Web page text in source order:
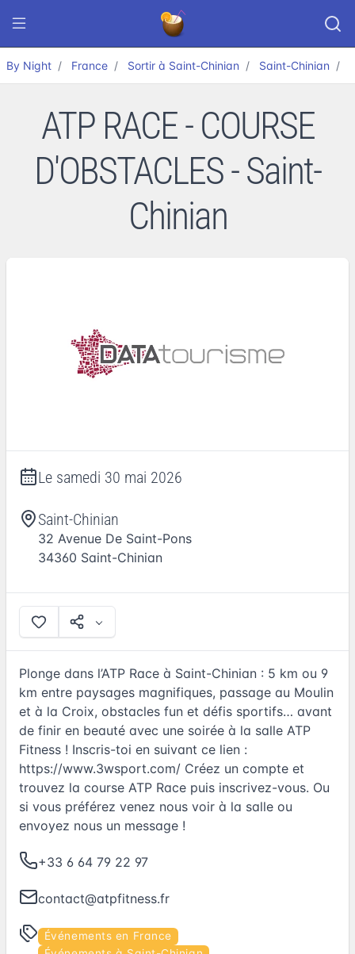
By Night France Sortir à Saint-Chinian Saint-Chinian
ATP RACE - COURSE
D'OBSTACLES - Saint-
Chinian
Le samedi 30 mai 2026
Saint-Chinian
32 Avenue De Saint-Pons
34360 Saint-Chinian
Plonge dans l’ATP Race à Saint-Chinian : 5 km ou 9
km entre paysages magnifiques, passage au Moulin
et à la Croix, obstacles fun et défis sportifs… avant
de finir en beauté avec une soirée à la salle ATP
Fitness ! Inscris-toi en suivant ce lien :
https://www.3wsport.com/ Créez un compte et
trouvez la course ATP Race puis inscrivez-vous. Ou
si vous préférez venez nous voir à la salle ou
envoyez nous un message !
+33 6 64 79 22 97
contact@atpfitness.fr
Événements en France